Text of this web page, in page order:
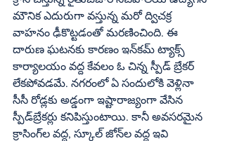
మౌనిక ఎదురుగా వస్తున్న మరో ద్విచక్ర
వాహనం ఢీకొట్టడంతో మరణించింది. ఈ
దారుణ ఘటనకు కారణం ఇన్‌కమ్‌ ట్యాక్స్‌
కార్యాలయం వద్ద కేవలం ఓ చిన్న స్పీడ్‌ బ్రేకర్‌
లేకపోవడమే. నగరంలో ఏ సందులోకి వెళ్లినా
సీసీ రోడ్లకు అడ్డంగా ఇష్టారాజ్యంగా వేసిన
స్పీడ్‌బ్రేకర్లు కనిపిస్తుంటాయి. కానీ అవసరమైన
క్రాసింగ్‌ల వద్ద, స్కూల్‌ జోన్‌ల వద్ద ఇవి